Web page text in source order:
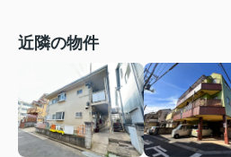
近隣の物件